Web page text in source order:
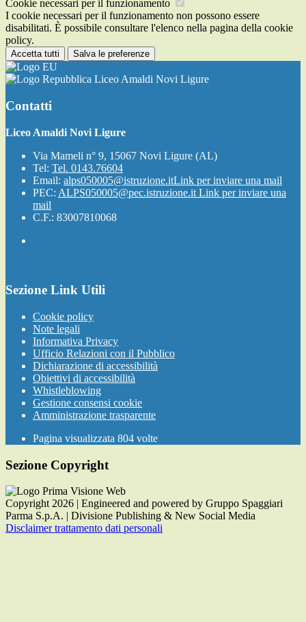
Cookie necessari per il funzionamento
I cookie necessari per il funzionamento non possono essere
disabilitati. È possibile consultare l'elenco nella pagina della cookie
policy.
Accetta tutti Salva le preferenze
Liceo Amaldi Novi Ligure
Contatti
Liceo Amaldi Novi Ligure
Via Mameli n° 9, 15067 Novi Ligure (AL)
Tel: Tel. 0143.76604
Email: alps050005@istruzione.itLink per inviare una mail
PEC: ALPS050005@pec.istruzione.it Link per inviare una
mail
C.F.: 83007810068
Sezione Link Utili
Cookie policy
Note legali
Informativa Privacy
Ufficio Relazioni con il Pubblico
Dichiarazione di accessibilità
Obiettivi di accessibilità
Whistleblowing
Gestione consensi cookie
Amministrazione trasparente
Pagina visualizzata 804 volte
Sezione Copyright
Copyright 2026 | Engineered and powered by Gruppo Spaggiari
Parma S.p.A. | Divisione Publishing & New Social Media
Disclaimer trattamento dati personali